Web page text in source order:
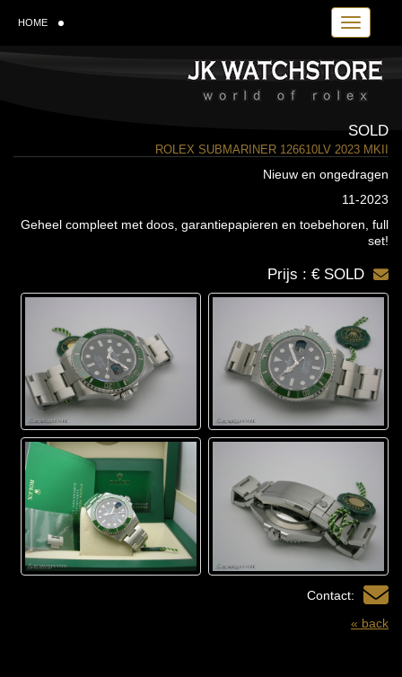
Toggle
HOME
SOLD
ROLEX SUBMARINER 126610LV 2023 MKII
Nieuw en ongedragen
11-2023
Geheel compleet met doos, garantiepapieren en toebehoren, full
set!
Prijs : € SOLD
Contact:
« back